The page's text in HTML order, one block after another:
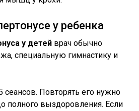
у ребенка
у детей врач обычно
специальную гимнастику и
сеансов. Повторять его нужно
полного выздоровления. Если